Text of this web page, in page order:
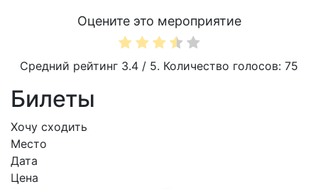
Оцените это мероприятие
Средний рейтинг 3.4 / 5. Количество голосов: 75
Билеты
Хочу сходить
Место
Дата
Цена